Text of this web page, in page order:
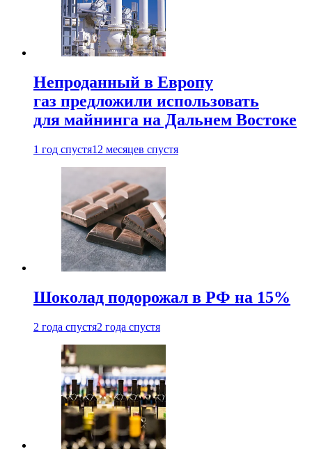
Непроданный в Европу
газ предложили использовать
для майнинга на Дальнем Востоке
1 год спустя12 месяцев спустя
Шоколад подорожал в РФ на 15%
2 года спустя2 года спустя